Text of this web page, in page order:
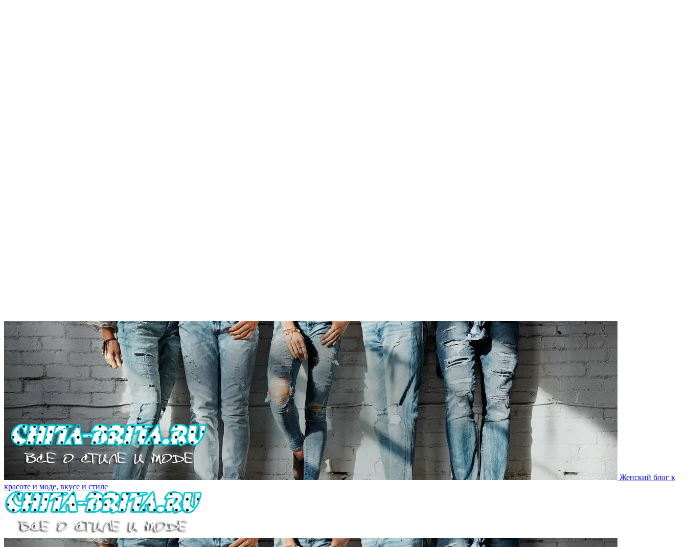
Женский блог к
красоте и моде, вкусе и стиле